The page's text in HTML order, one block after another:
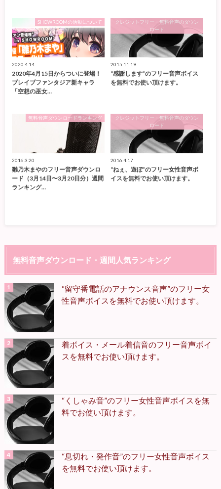
SHOWROOMの活動について
2020.4.14
2020年4月15日からついに登場！
ブレイブファンタジア新キャラ
「空想の巫女…
クレジットフリー・無料音声のダウン
ロード
2015.11.19
“感謝します”のフリー音声ボイス
を無料でお使い頂けます。
無料音声ダウンロードランキング
2016.3.20
雛乃木まやのフリー音声ダウンロ
ード（3月14日〜3月20日分）週間
ランキング…
クレジットフリー・無料音声のダウン
ロード
2016.4.17
“ねぇ、遊ぼ”のフリー女性音声ボ
イスを無料でお使い頂けます。
無料音声ダウンロード・週間人気ランキング
“留守番電話のアナウンス音声”のフリー女
性音声ボイスを無料でお使い頂けます。
着ボイス・メール着信音のフリー音声ボイ
スを無料でお使い頂けます。
“くしゃみ音”のフリー女性音声ボイスを無
料でお使い頂けます。
“息切れ・発作音”のフリー女性音声ボイス
を無料でお使い頂けます。